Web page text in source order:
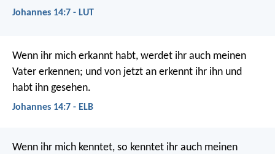
Johannes 14:7 - LUT
Wenn ihr mich erkannt habt, werdet ihr auch meinen
Vater erkennen; und von jetzt an erkennt ihr ihn und
habt ihn gesehen.
Johannes 14:7 - ELB
Wenn ihr mich kenntet, so kenntet ihr auch meinen